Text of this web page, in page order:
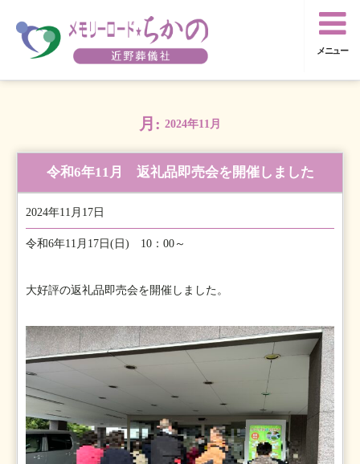
メニュー
月: 2024年11月
令和6年11月 返礼品即売会を開催しました
2024年11月17日
令和6年11月17日(日) 10：00～
大好評の返礼品即売会を開催しました。